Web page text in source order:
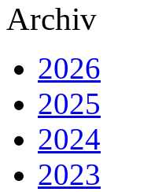
Archiv
2026
2025
2024
2023